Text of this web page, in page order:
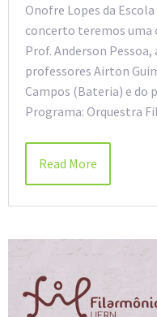
Onofre Lopes da Escola
concerto teremos uma
Prof. Anderson
professores Airton
Campos (Bateria) e do
Programa: Orquestra
Read More